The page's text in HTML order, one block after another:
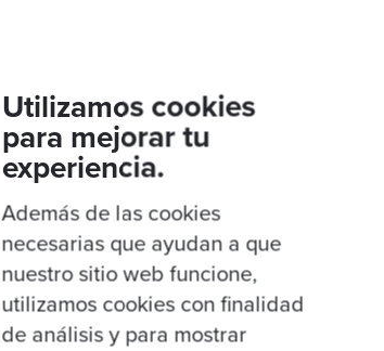
Utilizamos cookies
para mejorar tu
experiencia.
Además de las cookies
necesarias que ayudan a que
nuestro sitio web funcione,
utilizamos cookies con finalidad
de análisis y para mostrar